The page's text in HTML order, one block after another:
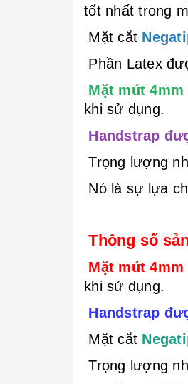
tốt nhất trong
Mặt cắt
Phần Latex
Mặt mút 4mm
khi sử dụng.
Handstrap
Trọng lượng
Nó là sự lựa
Thông số
Mặt mút 4mm
khi sử dụng.
Handstrap
Mặt cắt
Trọng lượng